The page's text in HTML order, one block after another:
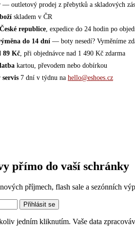
— outletový prodej z přebytků a skladových
skladem v ČR
republice , expedice do 24 hodin po
do 14 dní — boty nesedí? Vyměníme
89 Kč , při objednávce nad 1 490 Kč zdarma
kartou, převodem nebo dobírkou
servis 7 dní v týdnu na hello@eshoes.cz
přímo do vaší schránky
příjmech, flash sale a sezónních
Přihlásit se
jedním kliknutím. Vaše data